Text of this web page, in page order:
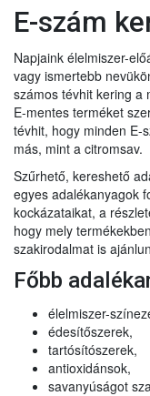
E-szám
Napjaink élelmiszer-
vagy ismertebb
számos tévhit kering a
E-mentes terméket
tévhit, hogy minden E-
más, mint a citromsav.
Szűrhető, kereshető
egyes adalékanyagok
kockázataikat, a
hogy mely
szakirodalmat is
Főbb
élelmiszer-
édesítőszerek,
tartósítószerek,
antioxidánsok,
savanyúságot